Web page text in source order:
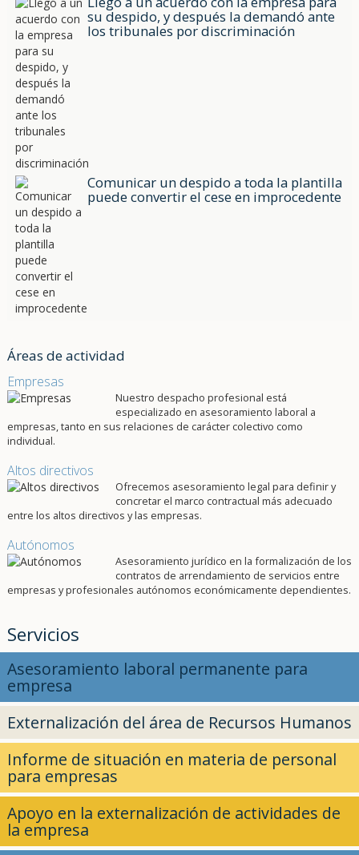
su despido, y después la demandó ante
los tribunales por discriminación
Comunicar un despido a toda la plantilla
puede convertir el cese en improcedente
Áreas de actividad
Empresas
Nuestro despacho profesional está
especializado en asesoramiento laboral a
empresas, tanto en sus relaciones de carácter colectivo como
individual.
Altos directivos
Ofrecemos asesoramiento legal para definir y
concretar el marco contractual más adecuado
entre los altos directivos y las empresas.
Autónomos
Asesoramiento jurídico en la formalización de los
contratos de arrendamiento de servicios entre
empresas y profesionales autónomos económicamente dependientes.
Servicios
Asesoramiento laboral permanente para
empresa
Externalización del área de Recursos Humanos
Informe de situación en materia de personal
para empresas
Apoyo en la externalización de actividades de
la empresa